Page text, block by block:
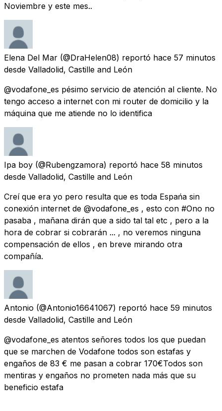
Noviembre y este mes..
Elena Del Mar (@DraHelen08) reportó hace 57 minutos
desde Valladolid, Castille and León
@vodafone_es pésimo servicio de atención al cliente. No
tengo acceso a internet con mi router de domicilio y la
máquina que me atiende no lo identifica
Ipa boy (@Rubengzamora) reportó hace 58 minutos
desde Valladolid, Castille and León
Creí que era yo pero resulta que es toda Espańa sin
conexión internet de @vodafone_es , esto con #Ono no
pasaba , mañana dirán que a sido tal tal etc , pero a la
hora de cobrar si cobrarán ... , no veremos ninguna
compensación de ellos , en breve mirando otra
compañía.
Antonio (@Antonio16641067) reportó hace 59 minutos
desde Valladolid, Castille and León
@vodafone_es atentos señores todos los que puedan
que se marchen de Vodafone todos son estafas y
engaños de 83 € me pasan a cobrar 170€Todos son
mentiras y engaños no prometen nada más que su
beneficio estafa